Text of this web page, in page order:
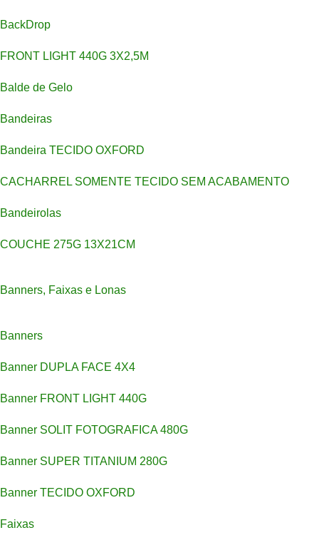
BackDrop
FRONT LIGHT 440G 3X2,5M
Balde de Gelo
Bandeiras
Bandeira TECIDO OXFORD
CACHARREL SOMENTE TECIDO SEM ACABAMENTO
Bandeirolas
COUCHE 275G 13X21CM
Banners, Faixas e Lonas
Banners
Banner DUPLA FACE 4X4
Banner FRONT LIGHT 440G
Banner SOLIT FOTOGRAFICA 480G
Banner SUPER TITANIUM 280G
Banner TECIDO OXFORD
Faixas